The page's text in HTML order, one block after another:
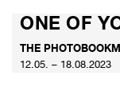
ONE OF
THE
12.05. – 18.08.2023